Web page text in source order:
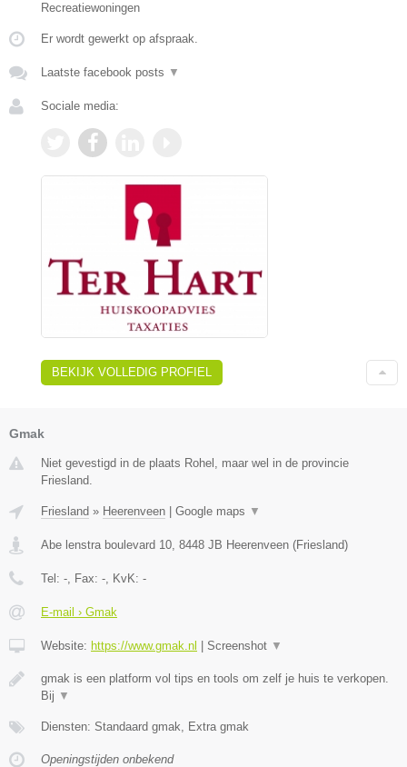
Recreatiewoningen
Er wordt gewerkt op afspraak.
Laatste facebook posts ▼
Sociale media:
BEKIJK VOLLEDIG PROFIEL
Gmak
Niet gevestigd in de plaats Rohel, maar wel in de provincie
Friesland.
Friesland » Heerenveen | Google maps ▼
Abe lenstra boulevard 10 8448 JB Heerenveen (Friesland)
Tel: - , Fax: - , KvK: -
E-mail › Gmak
Website: https://www.gmak.nl | Screenshot ▼
gmak is een platform vol tips en tools om zelf je huis te verkopen.
Bij ▼
Diensten: Standaard gmak, Extra gmak
Openingstijden onbekend